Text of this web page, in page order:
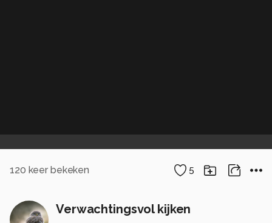
120 keer bekeken 5
Verwachtingsvol kijken